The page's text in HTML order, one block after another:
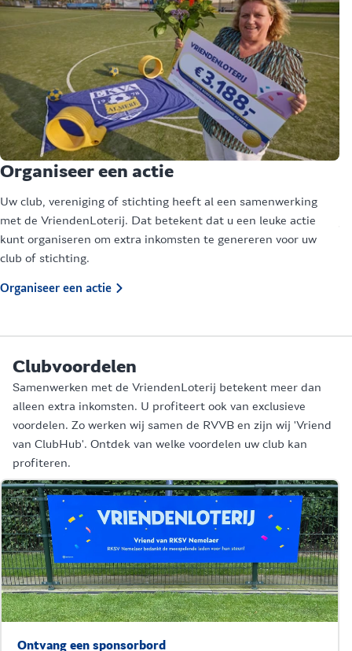
Organiseer een actie
Uw club, vereniging of stichting heeft al een samenwerking
met de VriendenLoterij. Dat betekent dat u een leuke actie
kunt organiseren om extra inkomsten te genereren voor uw
club of stichting.
Organiseer een actie
Clubvoordelen
Samenwerken met de VriendenLoterij betekent meer dan
alleen extra inkomsten. U profiteert ook van exclusieve
voordelen. Zo werken wij samen de RVVB en zijn wij 'Vriend
van ClubHub'. Ontdek van welke voordelen uw club kan
profiteren.
Ontvang een sponsorbord